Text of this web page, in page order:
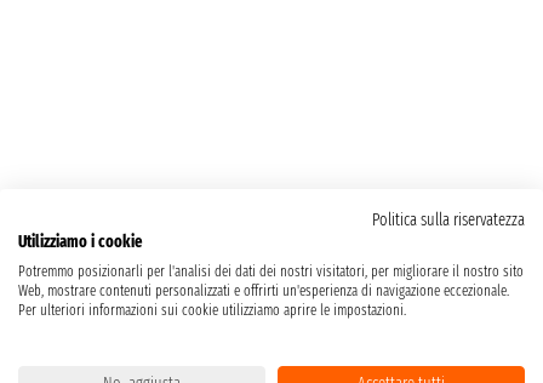
Politica sulla riservatezza
Utilizziamo i cookie
Potremmo posizionarli per l'analisi dei dati dei nostri visitatori, per migliorare il nostro sito
Web, mostrare contenuti personalizzati e offrirti un'esperienza di navigazione eccezionale.
Per ulteriori informazioni sui cookie utilizziamo aprire le impostazioni.